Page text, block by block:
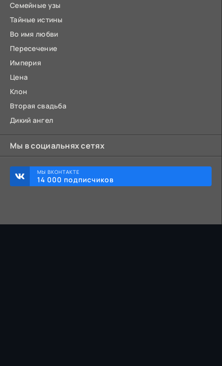
Семейные узы
Тайные истины
Во имя любви
Пересечение
Империя
Цена
Клон
Вторая свадьба
Дикий ангел
Мы в социальнях сетях
МЫ ВКОНТАКТЕ
14 000 подписчиков